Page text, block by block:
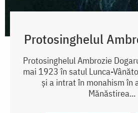
Protosinghelul
Protosinghelul Ambrozie
mai 1923 în satul Lunca-
și a intrat în monahism în
Mănăstirea...